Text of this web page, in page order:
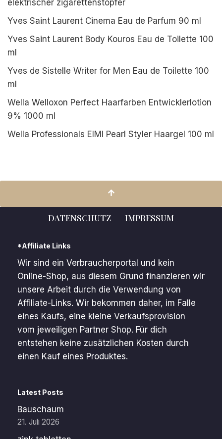
elektrischer zigarettenstopfer
Yves Saint Laurent Cinema Eau de Parfum 90 ml
Yves Saint Laurent Body Kouros Eau de Toilette 100
ml
Yves de Sistelle Writer for Men Eau de Toilette 100
ml
Wella Welloxon Perfect Haarfarben Entwicklerlotion
9% 1000 ml
Wella Professionals EIMI Pearl Styler Haargel 100 ml
DATENSCHUTZ IMPRESSUM
*Affiliate Links
Wir sind ein Verbraucherportal und kein
Online-Shop, aus diesem Grund finanzieren wir
unsere Arbeit durch die Verwendung von
Affiliate-Links. Wir bekommen daher, im Falle
eines Kaufs, eine kleine Verkaufsprovision
vom jeweiligen Partner Shop. Für dich
entstehen keine zusätzlichen Kosten durch
einen Kauf eines Produktes.
Latest Posts
Bauschaum
21. Juli 2026